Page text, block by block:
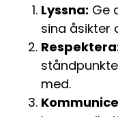
Lyssna: Ge
sina åsikter
med.